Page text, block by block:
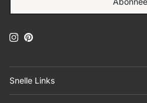
Instagram
Pinterest
Snelle Links